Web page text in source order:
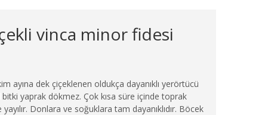
vinca minor fidesi
ayına dek çiçeklenen oldukça dayanıklı yerörtücü
bitki yaprak dökmez. Çok kısa süre içinde toprak
Donlara ve soğuklara tam dayanıklıdır. Böcek